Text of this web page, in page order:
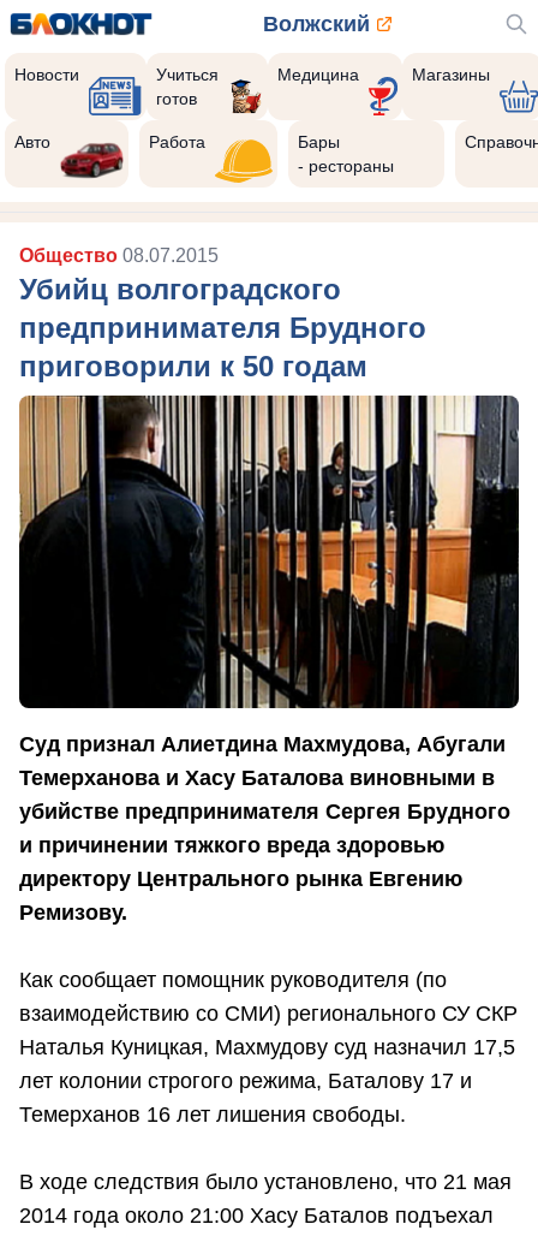
Волжский
Новости
Учиться
готов
Медицина Магазины
Авто Работа
Бары
- рестораны
Общество 08.07.2015
Убийц волгоградского
предпринимателя Брудного
приговорили к 50 годам
Суд признал Алиетдина Махмудова, Абугали
Темерханова и Хасу Баталова виновными в
убийстве предпринимателя Сергея Брудного
и причинении тяжкого вреда здоровью
директору Центрального рынка Евгению
Ремизову.
Как сообщает помощник руководителя (по
взаимодействию со СМИ) регионального СУ СКР
Наталья Куницкая, Махмудову суд назначил 17,5
лет колонии строгого режима, Баталову 17 и
Темерханов 16 лет лишения свободы.
В ходе следствия было установлено, что 21 мая
2014 года около 21:00 Хасу Баталов подъехал